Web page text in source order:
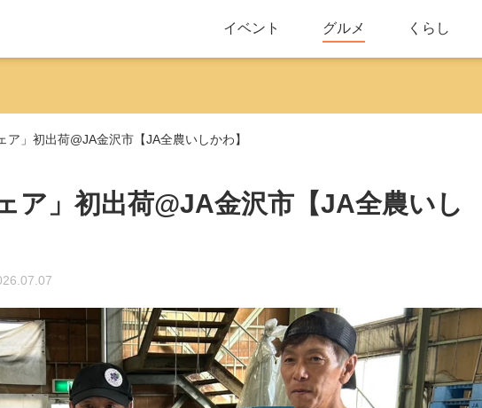
イベント グルメ くらし
ア」初出荷@JA金沢市【JA全農いしかわ】
ア」初出荷@JA金沢市【JA全農いし